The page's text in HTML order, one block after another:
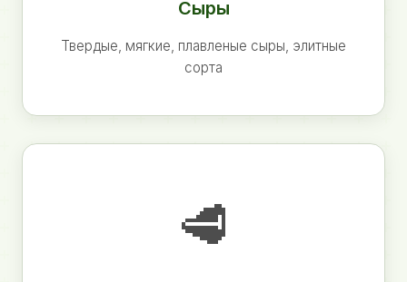
Сыры
Твердые, мягкие, плавленые сыры, элитные
сорта
🥩